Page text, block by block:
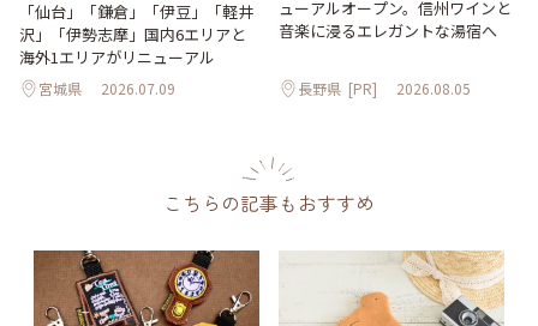
「仙台」「鎌倉」「伊豆」「軽井
沢」「伊勢志摩」国内6エリアと
海外1エリアがリニューアル
宮城県 2026.07.09
ューアルオープン。信州ワインと
音楽に浸るエレガントな湯宿へ
長野県 [PR] 2026.08.05
こちらの記事もおすすめ